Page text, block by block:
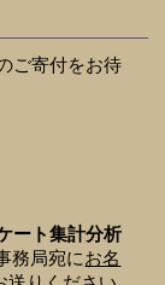
ご寄付をお待
ート集計分析
務局宛にお名